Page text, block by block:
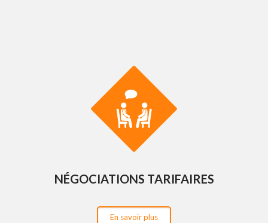
NÉGOCIATIONS TARIFAIRES
En savoir plus